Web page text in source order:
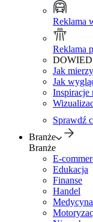
Reklama
Reklama
Jak
Jak
Inspiracje
Sprawdź
Branże
Branże
E-
Edukacja
Finanse
Handel
Medycyna